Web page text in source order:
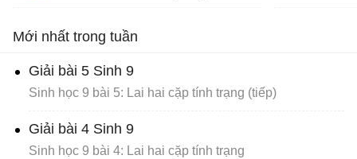
Mới nhất trong tuần
Giải bài 5 Sinh 9
Sinh học 9 bài 5: Lai hai cặp tính trạng (tiếp)
Giải bài 4 Sinh 9
Sinh học 9 bài 4: Lai hai cặp tính trạng